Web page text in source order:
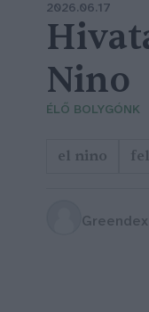
2026.06.17
Nino
ÉLŐ BOLYGÓNK
el nino